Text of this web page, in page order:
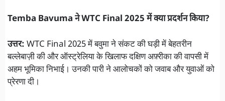
Temba Bavuma ने WTC Final 2025 में क्या प्रदर्शन किया?
उत्तर: WTC Final 2025 में बवुमा ने संकट की घड़ी में बेहतरीन
बल्लेबाज़ी की और ऑस्ट्रेलिया के खिलाफ दक्षिण अफ़्रीका की वापसी में
अहम भूमिका निभाई। उनकी पारी ने आलोचकों को जवाब और युवाओं को
प्रेरणा दी।